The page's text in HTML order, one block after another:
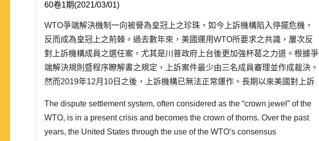
60卷1期(2021/03/01)
WTO爭端解決機制一向被譽為皇冠上之珍珠，如今上訴機構陷入停擺危機，
反而成為皇冠上之荊棘。過去數年來，美國運用WTO所要求之共識，屢次反
對上訴機構成員之選任案，尤其是川普政府上台後更加強杯葛之力道。根據爭
端解決規則暨程序瞭解書之規定，上訴案件最少由三名成員審理並作成裁決。
然而2019年12月10日之後，上訴機構已無法正常運作。長期以來美國對上訴
則急於補實懸缺，而疏於處理美國關切之事項。根據爭端解決規則暨程序瞭解
書第3...
The dispute settlement system, often considered as the “crown jewel” of the
WTO, is in a present crisis and becomes the crown of thorns. Over the past
years, the United States through the use of the WTO’s consensus